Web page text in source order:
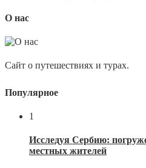
О нас
Сайт о путешествиях и турах.
Популярное
1
Исследуя Сербию:
местных жителей